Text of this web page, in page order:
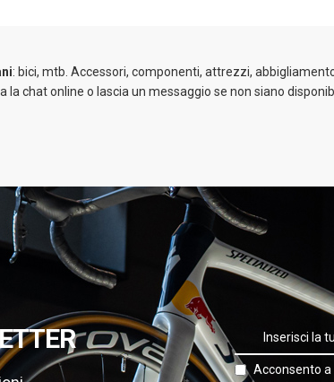
: bici, mtb. Accessori, componenti, attrezzi,
chat online o lascia un messaggio se non siano
Acconsento a